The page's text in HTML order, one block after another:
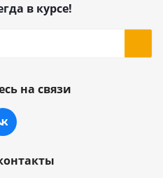
в курсе!
на связи